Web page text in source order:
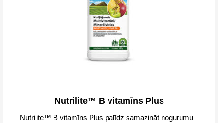
Nutrilite™ B vitamīns Plus
Nutrilite™ B vitamīns Plus palīdz samazināt nogurumu